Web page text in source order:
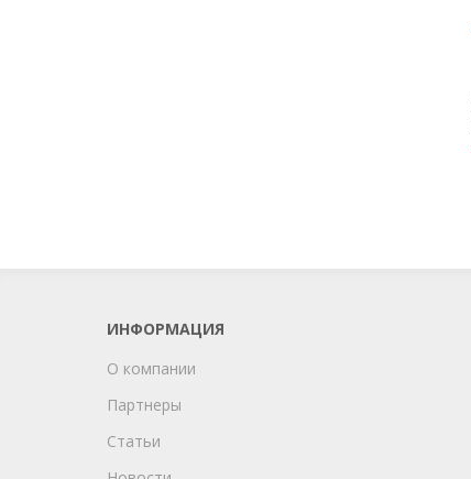
ИНФОРМАЦИЯ
О компании
Партнеры
Статьи